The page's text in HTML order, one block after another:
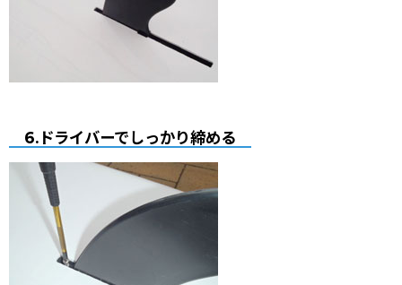
6.ドライバーでしっかり締める